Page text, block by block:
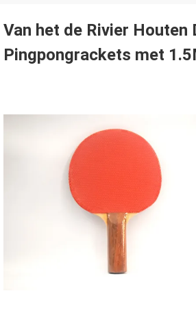
Van het de Rivier
Pingpongrackets met